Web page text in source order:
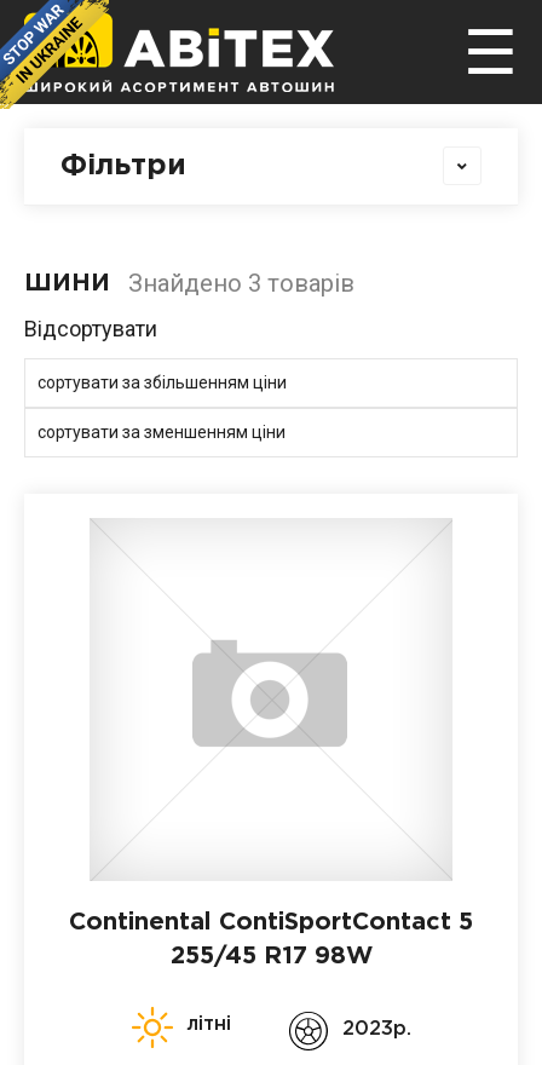
☰
Фільтри
ШИНИ Знайдено 3 товарів
Відсортувати
сортувати за збільшенням ціни
сортувати за зменшенням ціни
Continental ContiSportContact 5
255/45 R17 98W
літні 2023p.